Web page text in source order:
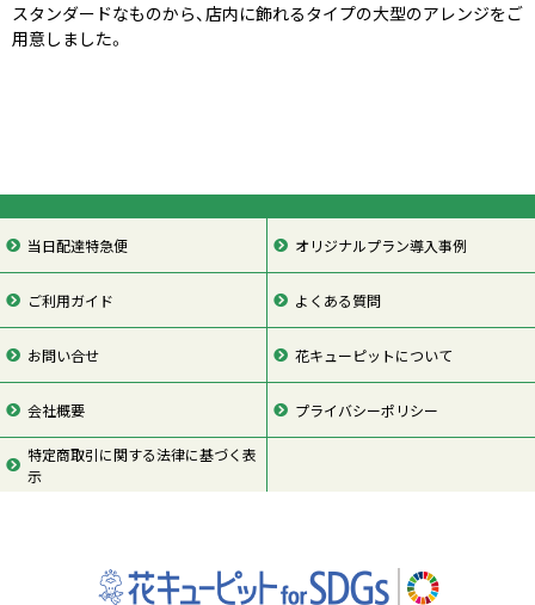
スタンダードなものから、店内に飾れるタイプの大型のアレンジをご
用意しました。
当日配達特急便 オリジナルプラン導入事例
ご利用ガイド よくある質問
お問い合せ 花キューピットについて
会社概要 プライバシーポリシー
特定商取引に関する法律に基づく表
示